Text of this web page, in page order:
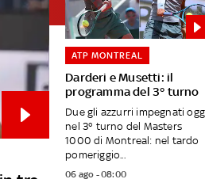
Darderi e Musetti: il
programma del 3° turno
ATP MONTREAL
Due gli azzurri impegnati
nel 3° turno del Masters
1000 di Montreal: nel tardo
pomeriggio...
06 ago - 08:00